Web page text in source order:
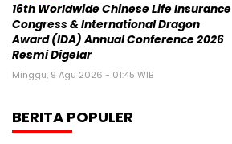
16th Worldwide Chinese Life Insurance
Congress & International Dragon
Award (IDA) Annual Conference 2026
Resmi Digelar
Minggu, 9 Agu 2026 - 01:45 WIB
BERITA POPULER